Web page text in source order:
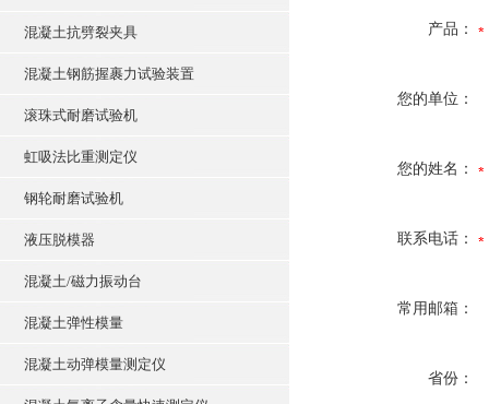
混凝土抗劈裂夹具
混凝土钢筋握裹力试验装置
滚珠式耐磨试验机
虹吸法比重测定仪
钢轮耐磨试验机
液压脱模器
混凝土/磁力振动台
混凝土弹性模量
混凝土动弹模量测定仪
产品：
您的单位：
您的姓名：
联系电话：
常用邮箱：
省份：